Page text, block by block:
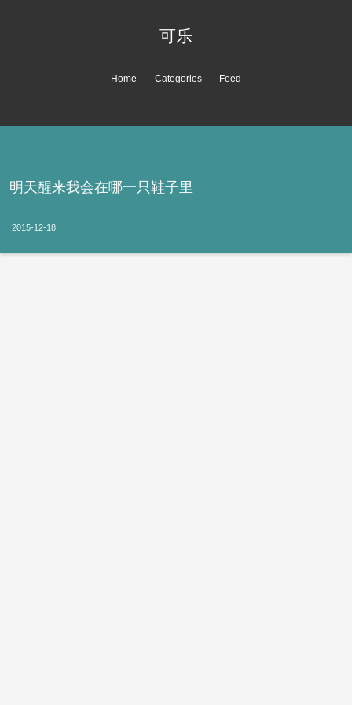
可乐
Home Categories Feed
明天醒来我会在哪一只鞋子里
2015-12-18